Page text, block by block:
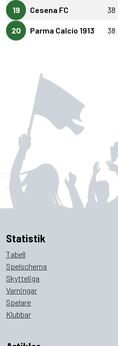
19 Cesena FC 38
20 Parma Calcio 1913 38
Statistik
Tabell
Spelschema
Skytteliga
Varningar
Spelare
Klubbar